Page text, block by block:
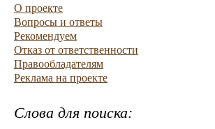
О проекте
Вопросы и ответы
Рекомендуем
Отказ от ответственности
Правообладателям
Реклама на проекте
Слова для поиска: